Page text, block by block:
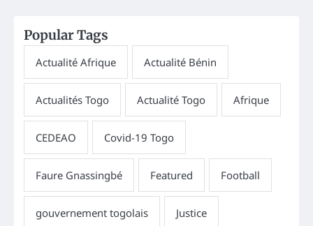
Popular Tags